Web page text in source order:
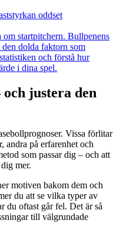
oddset
om startpitchern. Bullpenens
dolda faktorn som
och förstå hur
i dina spel.
och justera den
Vissa förlitar
andra på erfarenhet och
som passar dig – och att
mer.
motiven bakom dem och
du att se vilka typer av
du oftast går fel. Det är så
till välgrundade